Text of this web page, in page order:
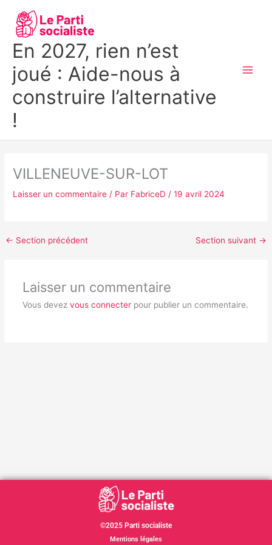
contenu
En 2027, rien n’est
joué : Aide-nous à
construire l’alternative
!
VILLENEUVE-SUR-LOT
Laisser un commentaire / Par FabriceD/19 avril 2024
← Section précédent Section suivant →
Laisser un commentaire
Vous devez vous connecterpour publier un commentaire.
©2025 Parti socialiste
Mentions légales